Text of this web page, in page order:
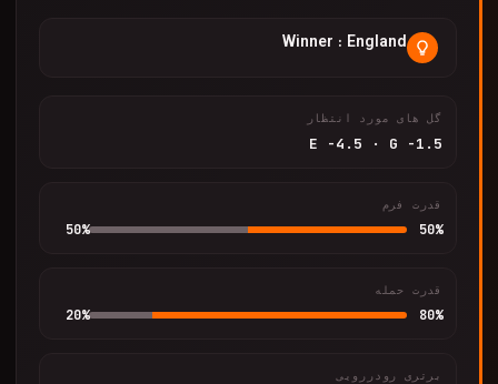
Winner : England
گل های مورد انتظار
E -4.5 · G -1.5
قدرت فرم
50%
50%
قدرت حمله
80%
20%
برتری رودررویی